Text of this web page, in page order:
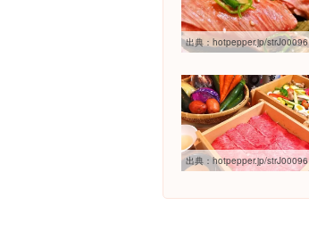
出典： hotpepper.jp/strJ000962166
出典：hotpepper.jp/strJ000962166